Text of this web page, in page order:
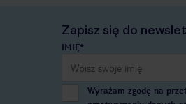
Zapisz się do
IMIĘ*
Wyrażam zgodę na